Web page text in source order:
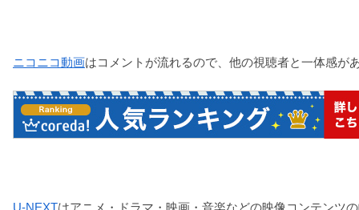
ニコニコ動画はコメントが流れるので、他の視聴者と一体感が
U-NEXTはアニメ・ドラマ・映画・音楽などの映像コンテンツ